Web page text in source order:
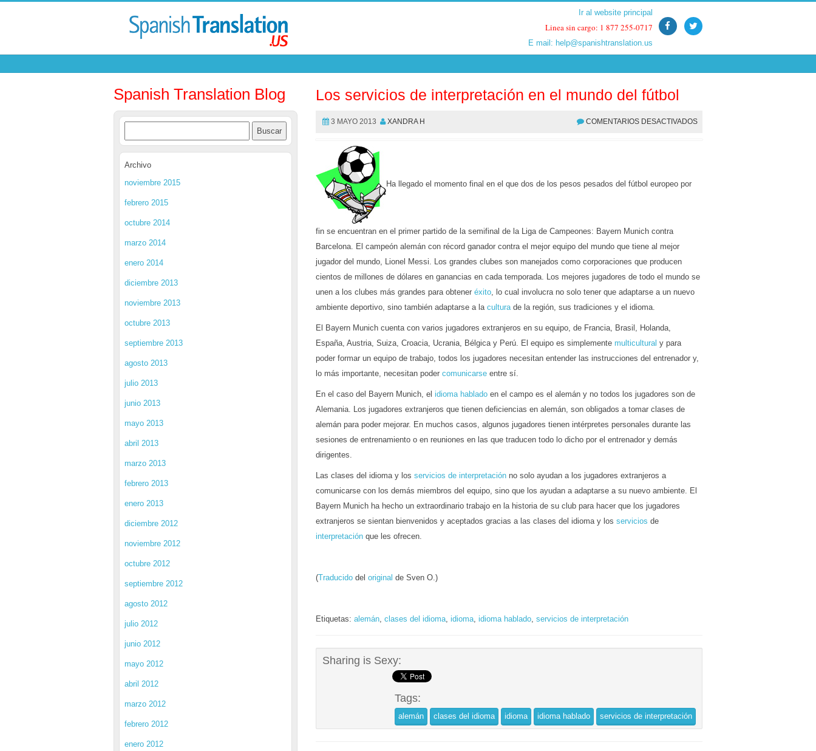
Ir al website principal
Linea sin cargo: 1 877 255-0717
E mail: help@spanishtranslation.us
Ir al website principal
Linea sin cargo: 1 877 255-0717
E mail: help@spanishtranslation.us
Spanish Translation Blog
Archivo
noviembre 2015
febrero 2015
octubre 2014
marzo 2014
enero 2014
diciembre 2013
noviembre 2013
octubre 2013
septiembre 2013
agosto 2013
julio 2013
junio 2013
mayo 2013
abril 2013
marzo 2013
febrero 2013
enero 2013
diciembre 2012
noviembre 2012
octubre 2012
septiembre 2012
agosto 2012
julio 2012
junio 2012
mayo 2012
abril 2012
marzo 2012
febrero 2012
enero 2012
Los servicios de interpretación en el mundo del fútbol
3 MAYO 2013 XANDRA H COMENTARIOS DESACTIVADOS
Ha llegado el momento final en el que dos de los pesos pesados del fútbol europeo por
fin se encuentran en el primer partido de la semifinal de la Liga de Campeones: Bayern Munich contra
Barcelona. El campeón alemán con récord ganador contra el mejor equipo del mundo que tiene al mejor
jugador del mundo, Lionel Messi. Los grandes clubes son manejados como corporaciones que producen
cientos de millones de dólares en ganancias en cada temporada. Los mejores jugadores de todo el mundo se
unen a los clubes más grandes para obteneréxito, lo cual involucra no solo tener que adaptarse a un nuevo
ambiente deportivo, sino también adaptarse a laculturade la región, sus tradiciones y el idioma.
El Bayern Munich cuenta con varios jugadores extranjeros en su equipo, de Francia, Brasil, Holanda,
España, Austria, Suiza, Croacia, Ucrania, Bélgica y Perú. El equipo es simplementemulticultural y para
poder formar un equipo de trabajo, todos los jugadores necesitan entender las instrucciones del entrenador y,
lo más importante, necesitan podercomunicarse entre sí.
En el caso del Bayern Munich, elidioma hablado en el campo es el alemán y no todos los jugadores son de
Alemania. Los jugadores extranjeros que tienen deficiencias en alemán, son obligados a tomar clases de
alemán para poder mejorar. En muchos casos, algunos jugadores tienen intérpretes personales durante las
sesiones de entrenamiento o en reuniones en las que traducen todo lo dicho por el entrenador y demás
dirigentes.
Las clases del idioma y losservicios de interpretación no solo ayudan a los jugadores extranjeros a
comunicarse con los demás miembros del equipo, sino que los ayudan a adaptarse a su nuevo ambiente. El
Bayern Munich ha hecho un extraordinario trabajo en la historia de su club para hacer que los jugadores
extranjeros se sientan bienvenidos y aceptados gracias a las clases del idioma y losservicios de
interpretación que les ofrecen.
(Traducido deloriginalde Sven O.)
Etiquetas:alemán,clases del idioma,idioma,idioma hablado,servicios de interpretación
Sharing is Sexy:
Tags:
alemán clases del idioma idioma idioma hablado servicios de interpretación